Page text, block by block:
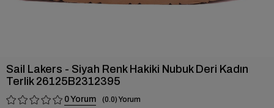
Sail Lakers - Siyah Renk Hakiki Nubuk Deri Kadın
Terlik 26125B2312395
0 0.0